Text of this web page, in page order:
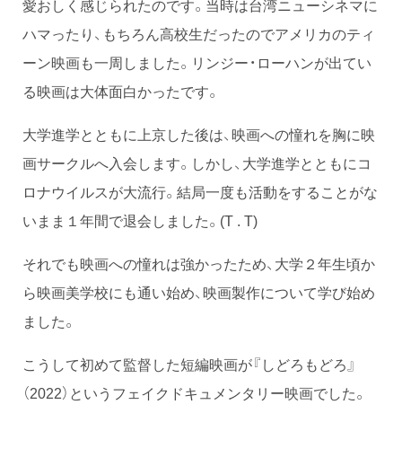
ハマったり、もちろん高校生だったのでアメリカのティ
ーン映画も一周しました。リンジー・ローハンが出てい
る映画は大体面白かったです。
大学進学とともに上京した後は、映画への憧れを胸に映
画サークルへ入会します。しかし、大学進学とともにコ
ロナウイルスが大流行。結局一度も活動をすることがな
いまま１年間で退会しました。(T . T)
それでも映画への憧れは強かったため、大学２年生頃か
ら映画美学校にも通い始め、映画製作について学び始め
ました。
こうして初めて監督した短編映画が『しどろもどろ』
（2022）というフェイクドキュメンタリー映画でした。